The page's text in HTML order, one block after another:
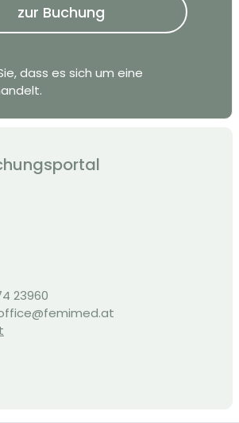
zur Buchung
dass es sich um eine
23960